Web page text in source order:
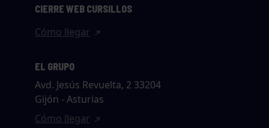
CIERRE WEB CURSILLOS
Cómo llegar
EL GRUPO
Avd. Jesús Revuelta, 2 33204
Gijón - Asturias
Cómo llegar